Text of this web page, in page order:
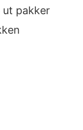
ut pakker